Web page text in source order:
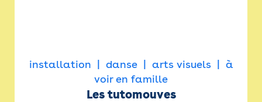
installation danse arts visuels
à
voir en famille
Les tutomouves